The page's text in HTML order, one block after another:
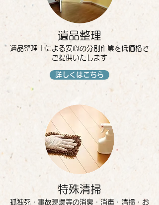
遺品整理
遺品整理士による安心の分別作業を低価格で
ご提供いたします
詳しくはこちら
特殊清掃
孤独死・事故現場等の消臭・消毒・清掃・お